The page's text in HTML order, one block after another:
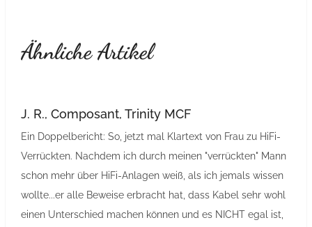
Ähnliche Artikel
J. R., Composant, Trinity MCF
Ein Doppelbericht: So, jetzt mal Klartext von Frau zu HiFi-
Verrückten. Nachdem ich durch meinen "verrückten" Mann
schon mehr über HiFi-Anlagen weiß, als ich jemals wissen
wollte...er alle Beweise erbracht hat, dass Kabel sehr wohl
einen Unterschied machen können und es NICHT egal ist,